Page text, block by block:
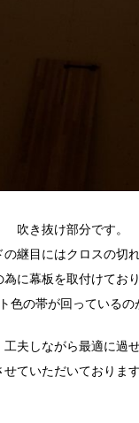
吹き抜け部分です。
の継目にはクロスの切
為に幕板を取付けてお
色の帯が回っているの
工夫しながら最適に過
せていただいておりま